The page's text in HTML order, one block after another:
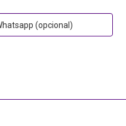
(opcional)